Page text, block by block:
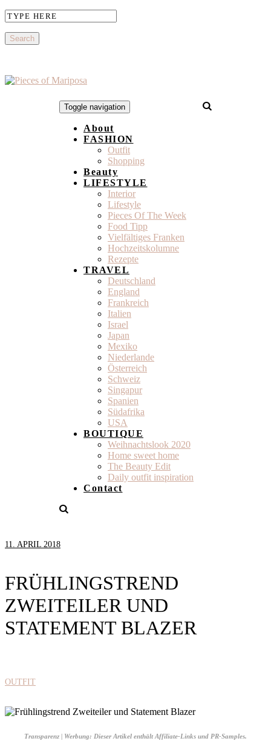
Toggle navigation
About
FASHION
Outfit
Shopping
Beauty
LIFESTYLE
Interior
Lifestyle
Pieces Of The Week
Food Tipp
Vielfältiges Franken
Hochzeitskolumne
Rezepte
TRAVEL
Deutschland
England
Frankreich
Italien
Israel
Japan
Mexiko
Niederlande
Österreich
Schweiz
Singapur
Spanien
Südafrika
USA
BOUTIQUE
Weihnachtslook 2020
Home sweet home
The Beauty Edit
Daily outfit inspiration
Contact
11. APRIL 2018
FRÜHLINGSTREND
ZWEITEILER UND
STATEMENT BLAZER
OUTFIT
Transparenz | Werbung: Dieser Artikel enthält Affiliate-Links und PR-Samples.